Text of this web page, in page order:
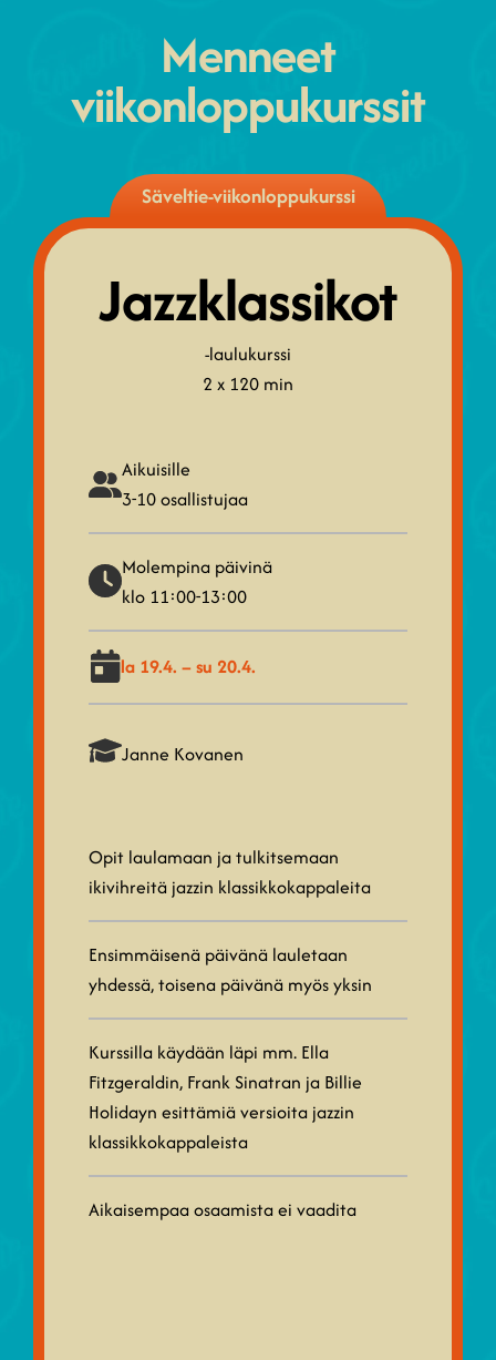
Menneet
viikonloppukurssit
Säveltie-viikonloppukurssi
Jazz­klassikot
-laulukurssi
2 x 120 min
Aikuisille
3-10 osallistujaa
Molempina päivinä
klo 11:00-13:00
la 19.4. – su 20.4.
Janne Kovanen
Opit laulamaan ja tulkitsemaan
ikivihreitä jazzin klassikkokappaleita
Ensimmäisenä päivänä lauletaan
yhdessä, toisena päivänä myös yksin
Kurssilla käydään läpi mm. Ella
Fitzgeraldin, Frank Sinatran ja Billie
Holidayn esittämiä versioita jazzin
klassikkokappaleista
Aikaisempaa osaamista ei vaadita